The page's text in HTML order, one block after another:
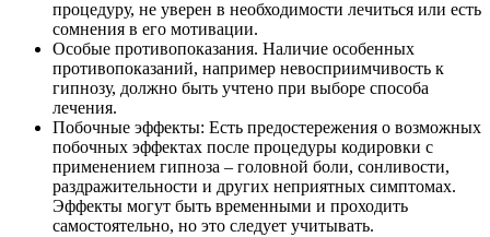
процедуру, не уверен в необходимости лечиться или есть
сомнения в его мотивации.
Особые противопоказания. Наличие особенных
противопоказаний, например невосприимчивость к
гипнозу, должно быть учтено при выборе способа
лечения.
Побочные эффекты: Есть предостережения о возможных
побочных эффектах после процедуры кодировки с
применением гипноза – головной боли, сонливости,
раздражительности и других неприятных симптомах.
Эффекты могут быть временными и проходить
самостоятельно, но это следует учитывать.